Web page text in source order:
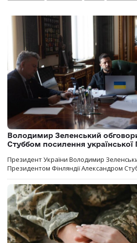
Володимир Зеленський
Стуббом посилення
Президент України Володимир
Президентом Фінляндії Александром